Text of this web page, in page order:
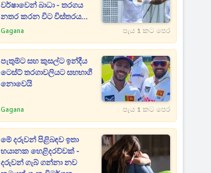
වර්ෂාවෙන් බාධා - තරගය
නතර කරන විට විස්තරය
මෙන්න
Gagana පැය 1 කට පෙර
පැතුම්ට සහ කුසල්ට ඉන්දීය
ටෙස්ට් තරගාවලියට සහභාගී
නොවෙයි
Gagana පැය 1 කට පෙර
මේ දරුවන් පිළිබඳව ඉතා
භයානක හෙළිදරව්වක් -
දරුවන් ගැබ් ගන්නා නව